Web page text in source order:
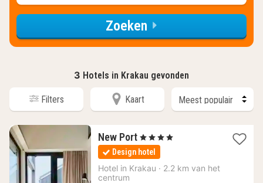
Zoeken
3 Hotels in Krakau gevonden
Filters Kaart
New Port 1
nacht
vanaf
93,99
, 4 Sterren
Design hotel
Hotel in Krakau · 2.2 km van het
centrum